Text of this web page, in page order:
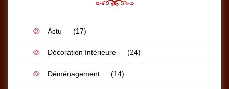
Actu (17)
Décoration Intérieure (24)
Déménagement (14)